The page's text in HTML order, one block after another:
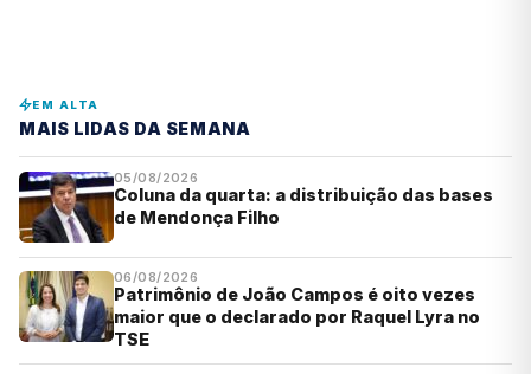
EM ALTA
MAIS LIDAS DA SEMANA
05/08/2026
Coluna da quarta: a distribuição das bases
de Mendonça Filho
06/08/2026
Patrimônio de João Campos é oito vezes
maior que o declarado por Raquel Lyra no
TSE